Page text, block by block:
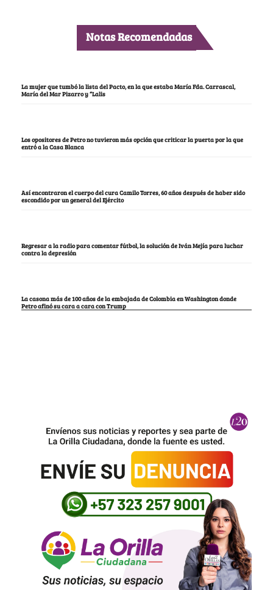
Notas Recomendadas
La mujer que tumbó la lista del Pacto, en la que estaba María Fda. Carrascal,
María del Mar Pizarro y “Lalis
Los opositores de Petro no tuvieron más opción que criticar la puerta por la que
entró a la Casa Blanca
Así encontraron el cuerpo del cura Camilo Torres, 60 años después de haber sido
escondido por un general del Ejército
Regresar a la radio para comentar fútbol, la solución de Iván Mejía para luchar
contra la depresión
La casona más de 100 años de la embajada de Colombia en Washington donde
Petro afinó su cara a cara con Trump